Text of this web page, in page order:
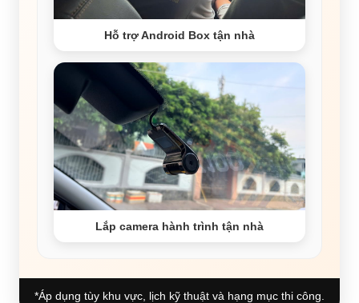
Hỗ trợ Android Box tận nhà
Lắp camera hành trình tận nhà
*Áp dụng tùy khu vực, lịch kỹ thuật và hạng mục thi công.